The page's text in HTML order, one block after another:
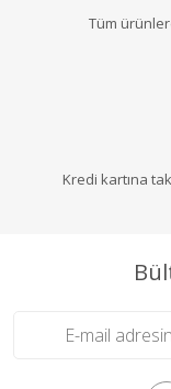
Tüm
Kredi kartına